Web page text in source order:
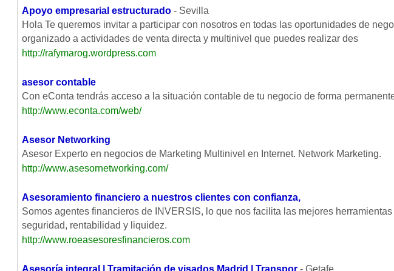
Apoyo empresarial estructurado- Sevilla
Hola Te queremos invitar a participar con nosotros en todas las oportunidades de
organizado a actividades de venta directa y multinivel que puedes realizar des
http://rafymarog.wordpress.com
asesor contable
Con eConta tendrás acceso a la situación contable de tu negocio de forma
http://www.econta.com/web/
Asesor Networking
Asesor Experto en negocios de Marketing Multinivel en Internet. Network Marketing.
http://www.asesornetworking.com/
Asesoramiento financiero a nuestros clientes con confianza,
Somos agentes financieros de INVERSIS, lo que nos facilita las mejores
seguridad, rentabilidad y liquidez.
http://www.roeasesoresfinancieros.com
Asesoría integral | Tramitación de visados Madrid | Transpor- Getafe